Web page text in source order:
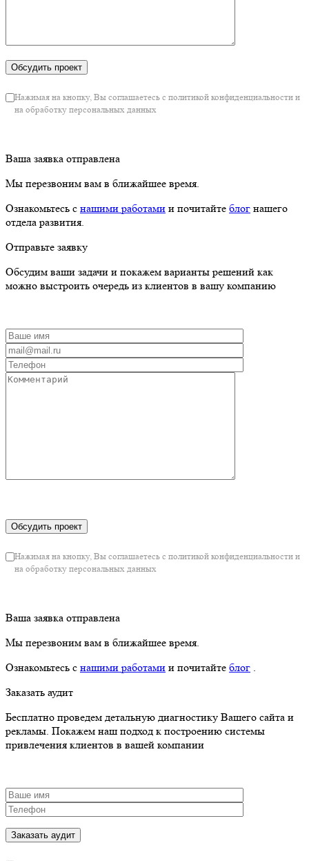
Нажимая на кнопку, Вы соглашаетесь с политикой конфиденциальности и
на обработку персональных данных
Ваша заявка отправлена
Мы перезвоним вам в ближайшее время.
Ознакомьтесь с нашими работами и почитайте блог нашего
отдела развития.
Отправьте заявку
Обсудим ваши задачи и покажем варианты решений как
можно выстроить очередь из клиентов в вашу компанию
Нажимая на кнопку, Вы соглашаетесь с политикой конфиденциальности и
на обработку персональных данных
Ваша заявка отправлена
Мы перезвоним вам в ближайшее время.
Ознакомьтесь с нашими работами и почитайте блог .
Заказать аудит
Бесплатно проведем детальную диагностику Вашего сайта и
рекламы. Покажем наш подход к построению системы
привлечения клиентов в вашей компании